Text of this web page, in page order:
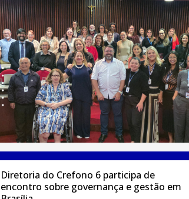
Diretoria do Crefono 6 participa de
encontro sobre governança e gestão em